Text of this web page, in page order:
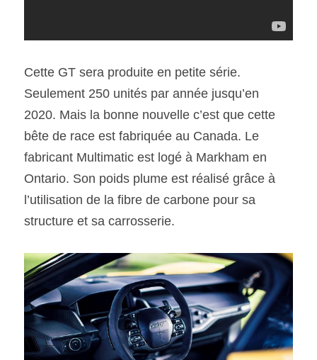
Cette GT sera produite en petite série.
Seulement 250 unités par année jusqu’en
2020. Mais la bonne nouvelle c’est que cette
bête de race est fabriquée au Canada. Le
fabricant Multimatic est logé à Markham en
Ontario. Son poids plume est réalisé grâce à
l’utilisation de la fibre de carbone pour sa
structure et sa carrosserie.